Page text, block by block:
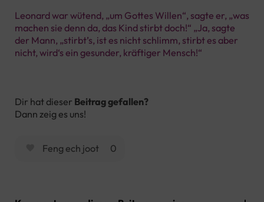
Leonard war wütend, „um Gottes Willen“, sagte er, „was
machen sie denn da, das Kind stirbt doch!“ „Ja, sagte
der Mann, „stirbt’s, ist es nicht schlimm, stirbt es aber
nicht, wird‘s ein gesunder, kräftiger Mensch!“
Dir hat dieser Beitrag gefallen?
Dann zeig es uns!
Feng ech joot 0